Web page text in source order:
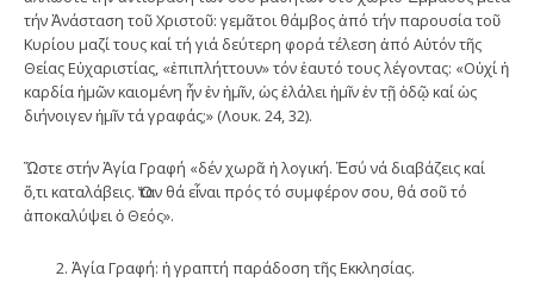
τήν Ἀνάσταση τοῦ Χριστοῦ: γεμᾶτοι θάμβος ἀπό τήν παρουσία τοῦ
Κυρίου μαζί τους καί τή γιά δεύτερη φορά τέλεση ἀπό Αὐτόν τῆς
Θείας Εὐχαριστίας, «ἐπιπλήττουν» τόν ἑαυτό τους λέγοντας: «Οὐχί ἡ
καρδία ἡμῶν καιομένη ἦν ἐν ἡμῖν, ὡς ἐλάλει ἡμῖν ἐν τῇ ὁδῷ καί ὡς
διήνοιγεν ἡμῖν τά γραφάς;» (Λουκ. 24, 32).
Ὥστε στήν Ἁγία Γραφή «δέν χωρᾶ ἡ λογική. Ἐσύ νά διαβάζεις καί
ὅ,τι καταλάβεις. Ὅταν θά εἶναι πρός τό συμφέρον σου, θά σοῦ τό
ἀποκαλύψει ὁ Θεός».
Ἁγία Γραφή: ἡ γραπτή παράδοση τῆς Εκκλησίας.